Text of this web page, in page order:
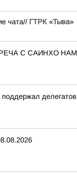
чата// ГТРК «Тыва»
С САИНХО